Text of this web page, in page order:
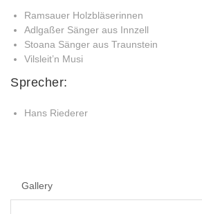
Ramsauer Holzbläserinnen
Adlgaßer Sänger aus Innzell
Stoana Sänger aus Traunstein
Vilsleit’n Musi
Sprecher:
Hans Riederer
Gallery